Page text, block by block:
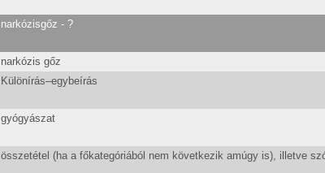
narkózisgőz - ?
narkózis gőz
Különírás–egybeírás
gyógyászat
összetétel (ha a főkategóriából nem következik amúgy is), illetve